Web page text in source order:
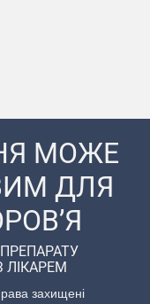
МОЖЕ
ДЛЯ
ЛІКАРЕМ
захищені